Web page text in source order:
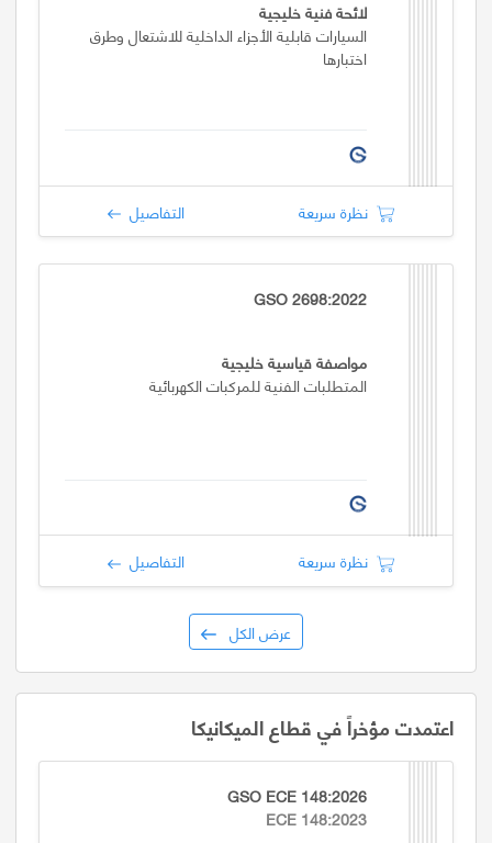
لائحة فنية خليجية
السيارات قابلية الأجزاء الداخلية للاشتعال وطرق
اختبارها
نظرة سريعة التفاصيل
GSO 2698:2022
مواصفة قياسية خليجية
المتطلبات الفنية للمركبات الكهربائية
نظرة سريعة التفاصيل
عرض الكل
اعتمدت مؤخراً في قطاع الميكانيكا
GSO ECE 148:2026
ECE 148:2023